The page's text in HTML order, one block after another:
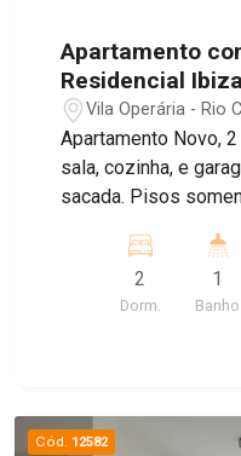
Apartamento
Residencial
Rio Claro/SP
Vila Operária - Rio
Apartamento Novo,
sala, cozinha, e
sacada. Pisos
espaço pets, salão
2
Dorm.
1
Banho
Cód. 12582